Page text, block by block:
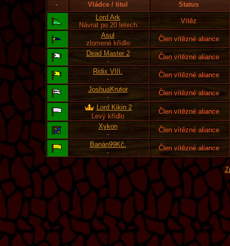
- Vládce / titul
Status
Lord Ark
Návrat po 20 letech
Vítěz
Asul
zlomené křídlo
Člen vítězné aliance
Dead Master 2
-
Člen vítězné aliance
Ridix VIII.
-
Člen vítězné aliance
JoshuaKrutor
-
Člen vítězné aliance
Lord Kikin 2
Levý křídlo
Člen vítězné aliance
Xykon
-
Člen vítězné aliance
Banán99Kč.
-
Člen vítězné aliance